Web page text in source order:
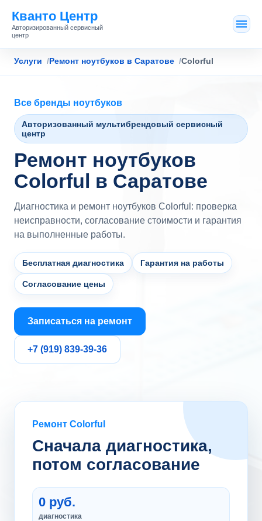
Кванто Центр
Авторизированный сервисный
центр
Услуги Ремонт ноутбуков в Саратове Colorful
Все бренды ноутбуков
Авторизованный мультибрендовый сервисный
центр
Ремонт ноутбуков
Colorful в Саратове
Диагностика и ремонт ноутбуков Colorful: проверка
неисправности, согласование стоимости и гарантия
на выполненные работы.
Бесплатная диагностика Гарантия на работы
Согласование цены
Записаться на ремонт
+7 (919) 839-39-36
Ремонт Colorful
Сначала диагностика,
потом согласование
0 руб.
диагностика